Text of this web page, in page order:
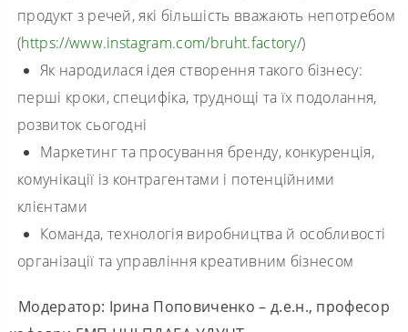
продукт з речей, які більшість вважають непотребом
(https://www.instagram.com/bruht.factory/)
Як народилася ідея створення такого бізнесу:
перші кроки, специфіка, труднощі та їх подолання,
розвиток сьогодні
Маркетинг та просування бренду, конкуренція,
комунікації із контрагентами і потенційними
клієнтами
Команда, технологія виробництва й особливості
організації та управління креативним бізнесом
Модератор: Ірина Поповиченко – д.е.н., професор